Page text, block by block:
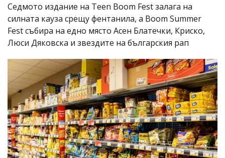
Седмото издание на Teen Boom Fest залага на
силната кауза срещу фентанила, а Boom Summer
Fest събира на едно място Асен Блатечки, Криско,
Люси Дяковска и звездите на българския рап